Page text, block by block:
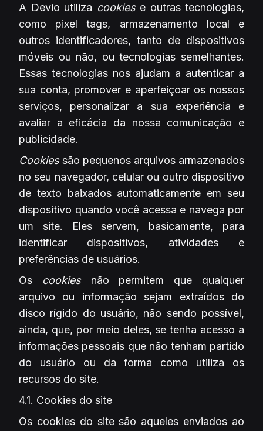
A Devio utiliza cookiese outras tecnologias,
como pixel tags, armazenamento local e
outros identificadores, tanto de dispositivos
móveis ou não, ou tecnologias semelhantes.
Essas tecnologias nos ajudam a autenticar a
sua conta, promover e aperfeiçoar os nossos
serviços, personalizar a sua experiência e
avaliar a eficácia da nossa comunicação e
publicidade.
Cookiessão pequenos arquivos armazenados
no seu navegador, celular ou outro dispositivo
de texto baixados automaticamente em seu
dispositivo quando você acessa e navega por
um site. Eles servem, basicamente, para
identificar dispositivos, atividades e
preferências de usuários.
Os
cookiesnão permitem que qualquer
arquivo ou informação sejam extraídos do
disco rígido do usuário, não sendo possível,
ainda, que, por meio deles, se tenha acesso a
informações pessoais que não tenham partido
do usuário ou da forma como utiliza os
recursos do site.
4.1. Cookies do site
Os cookies do site são aqueles enviados ao